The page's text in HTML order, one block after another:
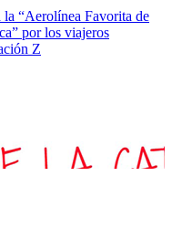
“Aerolínea Favorita de
por los viajeros
Z